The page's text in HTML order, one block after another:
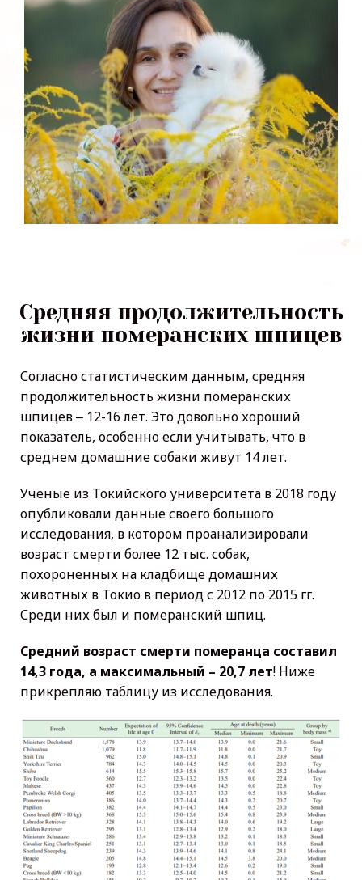
Средняя продолжительность
жизни померанских шпицев
Согласно статистическим данным, средняя
продолжительность жизни померанских
шпицев ‒ 12-16 лет. Это довольно хороший
показатель, особенно если учитывать, что в
среднем домашние собаки живут 14 лет.
Ученые из Токийского университета в 2018 году
опубликовали данные своего большого
исследования, в котором проанализировали
возраст смерти более 12 тыс. собак,
похороненных на кладбище домашних
животных в Токио в период с 2012 по 2015 гг.
Среди них был и померанский шпиц.
Средний возраст смерти померанца составил
14,3 года, а максимальный – 20,7 лет! Ниже
прикрепляю таблицу из исследования.